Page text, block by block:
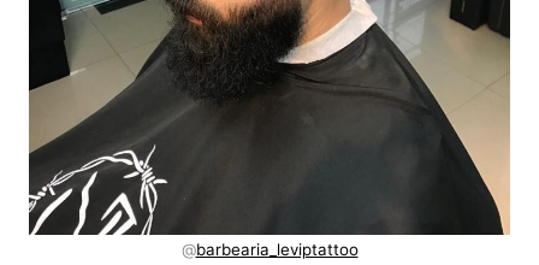
@barbearia_leviptattoo